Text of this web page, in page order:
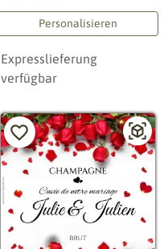
Personalisieren
Expresslieferung
verfügbar